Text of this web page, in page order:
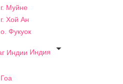
г. Муйне
г. Хой Ан
о. Фукуок
Индия

Гоа